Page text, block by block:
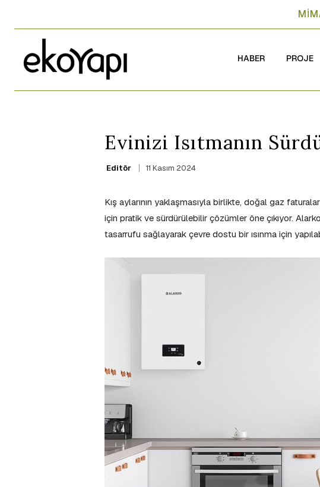
HABER PROJE
Evinizi Isıtmanın
Editör 11 Kasım 2024
Kış aylarının yaklaşmasıyla birlikte, doğal gaz
için pratik ve sürdürülebilir çözümler öne çıkıyor.
tasarrufu sağlayarak çevre dostu bir ısınma için